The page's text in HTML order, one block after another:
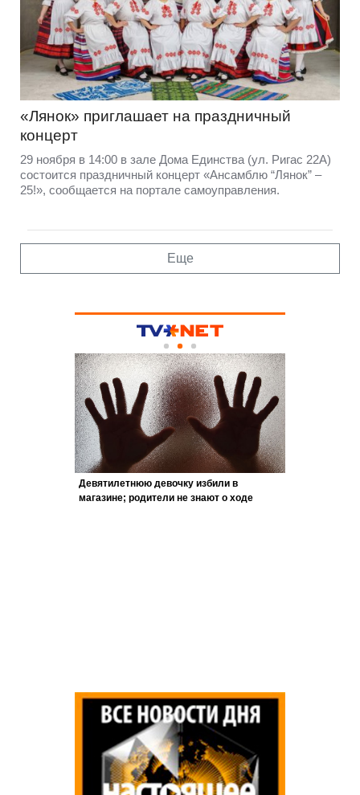
«Лянок» приглашает на праздничный
концерт
29 ноября в 14:00 в зале Дома Единства (ул. Ригас 22А)
состоится праздничный концерт «Ансамблю “Лянок” –
25!», сообщается на портале самоуправления.
Еще